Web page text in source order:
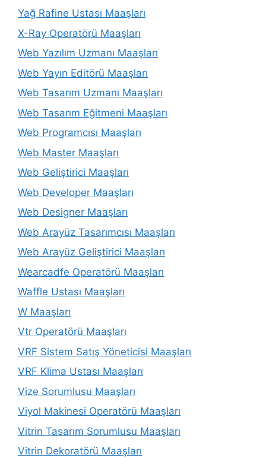
Yağ Rafine Ustası Maaşları
X-Ray Operatörü Maaşları
Web Yazılım Uzmanı Maaşları
Web Yayın Editörü Maaşları
Web Tasarım Uzmanı Maaşları
Web Tasarım Eğitmeni Maaşları
Web Programcısı Maaşları
Web Master Maaşları
Web Geliştirici Maaşları
Web Developer Maaşları
Web Designer Maaşları
Web Arayüz Tasarımcısı Maaşları
Web Arayüz Geliştirici Maaşları
Wearcadfe Operatörü Maaşları
Waffle Ustası Maaşları
W Maaşları
Vtr Operatörü Maaşları
VRF Sistem Satış Yöneticisi Maaşları
VRF Klima Ustası Maaşları
Vize Sorumlusu Maaşları
Viyol Makinesi Operatörü Maaşları
Vitrin Tasarım Sorumlusu Maaşları
Vitrin Dekoratörü Maaşları